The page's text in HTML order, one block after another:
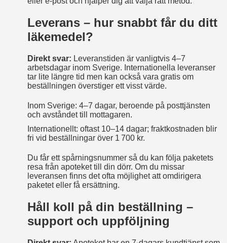
Leverans – hur snabbt får du ditt
läkemedel?
Direkt svar: Leveranstiden är vanligtvis 4–7
arbetsdagar inom Sverige. Internationella leveranser
tar lite längre tid men kan också vara gratis om
beställningen överstiger ett visst värde.
Inom Sverige: 4–7 dagar, beroende på posttjänsten
och avståndet till mottagaren.
Internationellt: oftast 10–14 dagar; fraktkostnaden blir
fri vid beställningar över 1 700 kr.
Du får ett spårningsnummer så du kan följa paketets
resa från apoteket till din dörr. Om du missar
leveransen finns det ofta möjlighet att omdirigera
paketet eller få ersättning.
Håll koll på din beställning –
support och uppföljning